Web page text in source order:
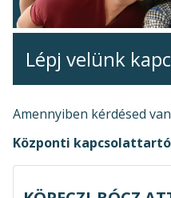
Lépj velünk
Amennyiben kérdésed
Központi